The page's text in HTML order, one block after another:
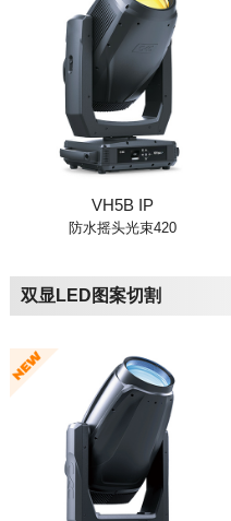
VH5B IP
防水摇头光束420
双显LED图案切割